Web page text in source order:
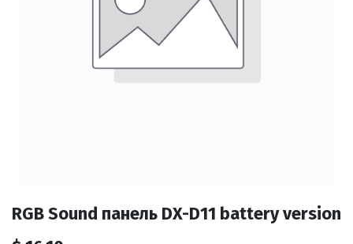
RGB Sound панель DX-D11 battery version